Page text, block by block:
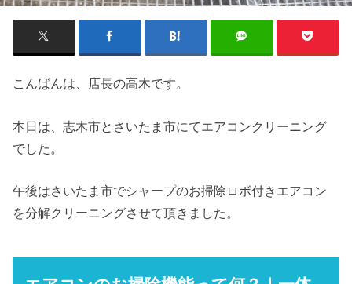
こんばんは、店長の高木です。
本日は、志木市とさいたま市にてエアコンクリーニング
でした。
午後はさいたま市でシャープのお掃除ロボ付きエアコン
を分解クリーニングさせて頂きました。